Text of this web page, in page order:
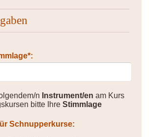
n Instrument/en am Kurs
bitte Ihre Stimmlage
Schnupperkurse: